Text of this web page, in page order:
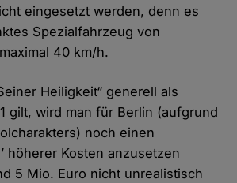
eingesetzt werden, denn es
Spezialfahrzeug von
40 km/h.
Heiligkeit“ generell als
gilt, wird man für Berlin (aufgrund
noch einen
höherer Kosten anzusetzen
5 Mio. Euro nicht unrealistisch